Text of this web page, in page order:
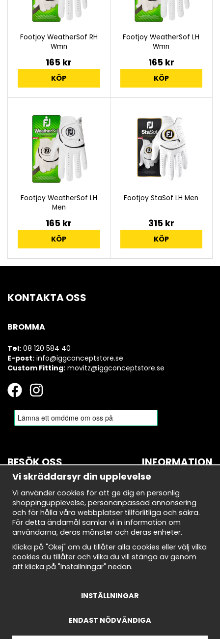
Footjoy WeatherSof RH
Wmn
165 kr
KÖP
Footjoy WeatherSof LH
Wmn
165 kr
KÖP
Footjoy WeatherSof LH
Men
165 kr
KÖP
Footjoy StaSof LH Men
315 kr
KÖP
KONTAKTA OSS
BROMMA
Tel: 08 120 584 40
E-post: info@iggconceptstore.se
Custom Fitting: movitz@iggconceptstore.se
BESÖK OSS
Bryggerivägen 10
168 67 Bromma
Öppettider:
Måndag-torsdag: 10-18
Fredag: 10-18
Lördag: 10-18
Söndag: 10-18
INFORMATION
Nyhetsbrev
Avtalskund
Demodagar
Integritetspolicy
Om cookies
Cookie Inställningar
Köpvillkor
Vi skräddarsyr din upplevelse
Vi använder cookies för att ge dig en personlig
shoppingupplevelse, personanpassad annonsering
och för hålla våra webbplatser tillförlitliga och säkra.
För detta ändamål samlar vi in information om
användarna, deras mönster och deras enheter.
Klicka på "Okej" om du tillåter alla cookies eller välj vilka
cookies du tillåter och vilka du vill stänga av genom
att klicka på "Inställningar" nedan.
INSTÄLLNINGAR
ENDAST NÖDVÄNDIGA